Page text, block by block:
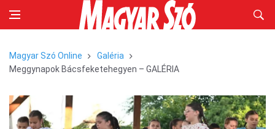
Magyar Szó Online
Galéria
Meggynapok Bácsfeketehegyen – GALÉRIA